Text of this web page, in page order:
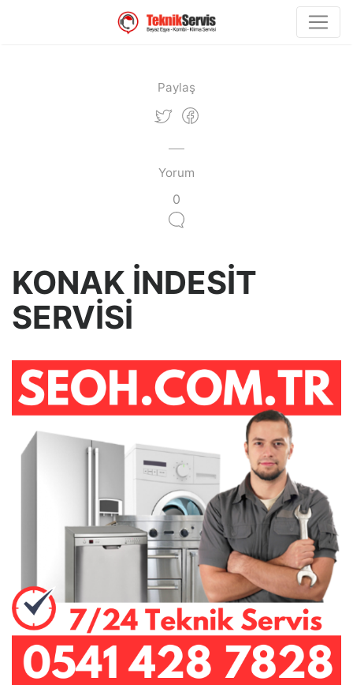
Paylaş
Yorum
0
KONAK İNDESİT
SERVİSİ